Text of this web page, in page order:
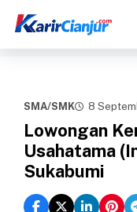
SMA/SMK 8
Lowongan
Usahatama
Sukabumi